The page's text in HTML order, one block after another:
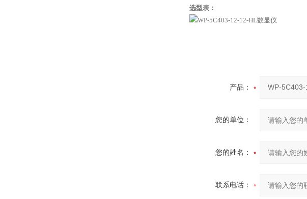
选型表：
产品：
您的单位：
您的姓名：
联系电话：